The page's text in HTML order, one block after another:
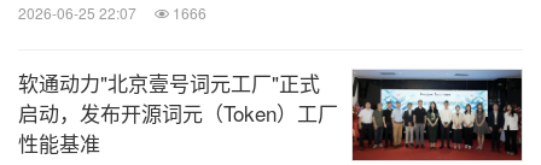
2026-06-25 22:07 1666
软通动力"北京壹号词元工厂"正式
启动，发布开源词元（Token）工厂
性能基准